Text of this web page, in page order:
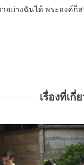
อย่างฉันได้ พระองค์
เรื่องที่เกี่